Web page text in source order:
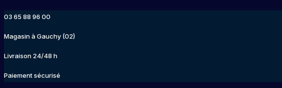
contenu
03 65 88 96 00
Magasin à Gauchy (02)
Livraison 24/48 h
Paiement sécurisé